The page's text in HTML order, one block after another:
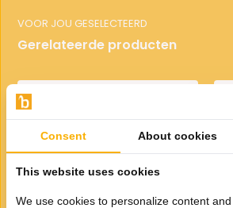
VOOR JOU GESELECTEERD
Gerelateerde producten
rotatie - rond
Consent About cookies
This website uses cookies
We use cookies to personalize content